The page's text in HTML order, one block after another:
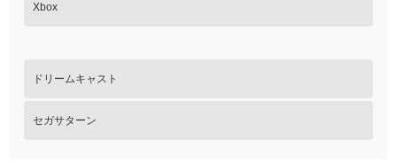
Xbox
ドリームキャスト
セガサターン